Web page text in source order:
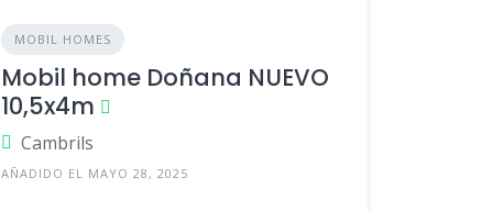
MOBIL HOMES
Mobil home Doñana NUEVO
10,5x4m
Cambrils
AÑADIDO EL MAYO 28, 2025